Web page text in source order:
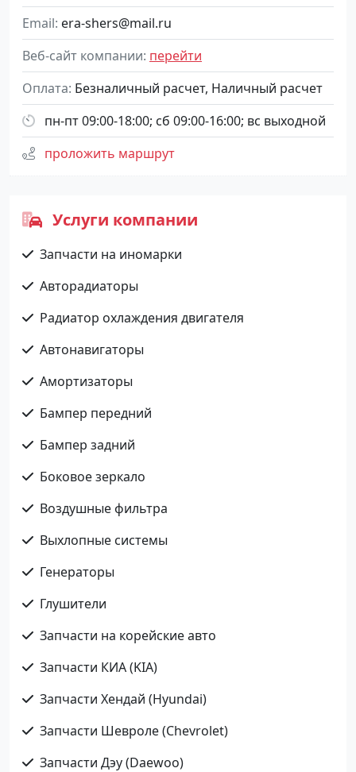
Email era-shers@mail.ru
Веб-сайт компании перейти
Оплата Безналичный расчет, Наличный расчет
пн-пт 09:00-18:00; сб 09:00-16:00; вс выходной
проложить маршрут
Услуги компании
Запчасти на иномарки
Авторадиаторы
Радиатор охлаждения двигателя
Автонавигаторы
Амортизаторы
Бампер передний
Бампер задний
Боковое зеркало
Воздушные фильтра
Выхлопные системы
Генераторы
Глушители
Запчасти на корейские авто
Запчасти КИА (KIA)
Запчасти Хендай (Hyundai)
Запчасти Шевроле (Chevrolet)
Запчасти Дэу (Daewoo)